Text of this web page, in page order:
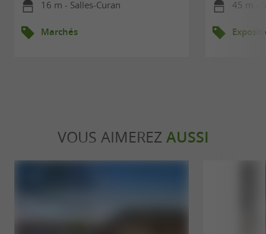
16 m - Salles-Curan
Marchés
45 m -
VOUS AIMEREZ AUSSI